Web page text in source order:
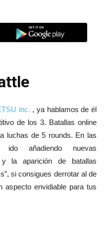
inc. , ya hablamos de él
de los 3. Batallas online
luchas de 5 rounds. En las
ido añadiendo nuevas
y la aparición de batallas
si consigues derrotar al de
aspecto envidiable para tus